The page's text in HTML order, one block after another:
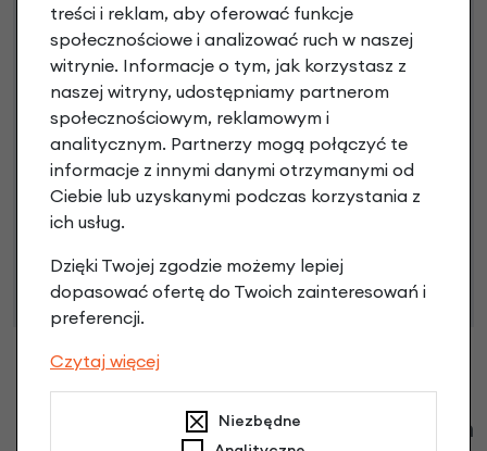
Raty do 60 miesięcy
Poznaj szczegóły
Niniejsza propozycja nie stanowi oferty w rozumieniu art.
66 Kodeksu Cywilnego. Ostateczna decyzja o warunkach
zdolności kredytowej.
Klienci zadali następujące pytania o ten
treści i reklam, aby oferować funkcje
społecznościowe i analizować ruch w naszej
witrynie. Informacje o tym, jak korzystasz z
naszej witryny, udostępniamy partnerom
społecznościowym, reklamowym i
analitycznym. Partnerzy mogą połączyć te
informacje z innymi danymi otrzymanymi od
Ciebie lub uzyskanymi podczas korzystania z
ich usług.
Dzięki Twojej zgodzie możemy lepiej
dopasować ofertę do Twoich zainteresowań i
preferencji.
Czytaj więcej
Niezbędne